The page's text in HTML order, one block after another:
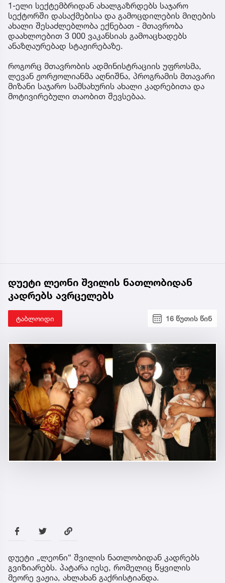
1-ელი სექტემბრიდან ახალგაზრდებს საჯარო
სექტორში დასაქმებისა და გამოცდილების მიღების
ახალი შესაძლებლობა ექნებათ - მთავრობა
დაახლოებით 3 000 ვაკანსიას გამოაცხადებს
ანაზღაურებად სტაჟირებაზე.
როგორც მთავრობის ადმინისტრაციის უფროსმა,
ლევან ჟორჟოლიანმა აღნიშნა, პროგრამის მთავარი
მიზანი საჯარო სამსახურის ახალი კადრებითა და
მოტივირებული თაობით შევსებაა.
დუეტი ლეონი შვილის ნათლობიდან
კადრებს ავრცელებს
ტაბლოიდი 16 წუთის წინ
დუეტი „ლეონი“ შვილის ნათლობიდან კადრებს
გვიზიარებს. პატარა იესე, რომელიც წყვილის
მეორე ვაჟია, ახლახან გაქრისტიანდა.